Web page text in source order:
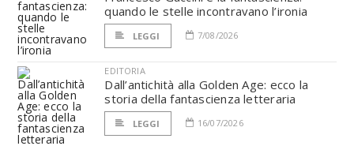
quando le stelle incontravano l’ironia
LEGGI 7/08/2026
EDITORIA
Dall’antichità alla Golden Age: ecco la
storia della fantascienza letteraria
LEGGI 16/07/2026